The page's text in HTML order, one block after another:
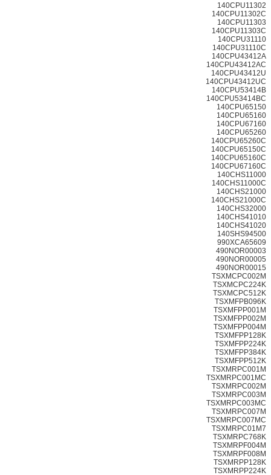
140CPU11302
140CPU11302C
140CPU11303
140CPU11303C
140CPU31110
140CPU31110C
140CPU43412A
140CPU43412AC
140CPU43412U
140CPU43412UC
140CPU53414B
140CPU53414BC
140CPU65150
140CPU65160
140CPU67160
140CPU65260
140CPU65260C
140CPU65150C
140CPU65160C
140CPU67160C
140CHS11000
140CHS11000C
140CHS21000
140CHS21000C
140CHS32000
140CHS41010
140CHS41020
140SHS94500
990XCA65609
490NOR00003
490NOR00005
490NOR00015
TSXMCPC002M
TSXMCPC224K
TSXMCPC512K
TSXMFPB096K
TSXMFPP001M
TSXMFPP002M
TSXMFPP004M
TSXMFPP128K
TSXMFPP224K
TSXMFPP384K
TSXMFPP512K
TSXMRPC001M
TSXMRPC001MC
TSXMRPC002M
TSXMRPC003M
TSXMRPC003MC
TSXMRPC007M
TSXMRPC007MC
TSXMRPC01M7
TSXMRPC768K
TSXMRPF004M
TSXMRPF008M
TSXMRPP128K
TSXMRPP224K